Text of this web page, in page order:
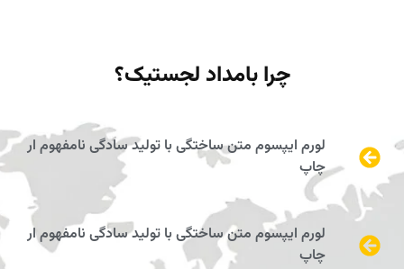
چرا بامداد لجستیک؟
لورم ایپسوم متن ساختگی با تولید سادگی نامفهوم ار
چاپ
لورم ایپسوم متن ساختگی با تولید سادگی نامفهوم ار
چاپ